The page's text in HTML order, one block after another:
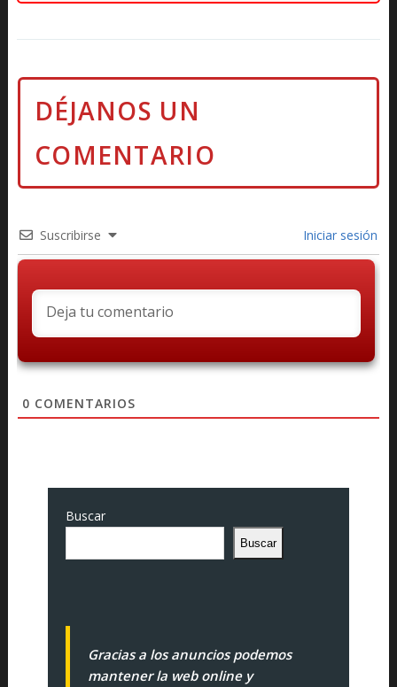
Suscribirse Iniciar sesión
0 COMENTARIOS
Buscar
Buscar
Gracias a los anuncios podemos
mantener la web online y